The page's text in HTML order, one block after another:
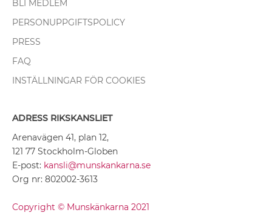
BLI MEDLEM
PERSONUPPGIFTSPOLICY
PRESS
FAQ
INSTÄLLNINGAR FÖR COOKIES
ADRESS RIKSKANSLIET
Arenavägen 41, plan 12,
121 77 Stockholm-Globen
E-post: kansli@munskankarna.se
Org nr: 802002-3613
Copyright © Munskänkarna 2021